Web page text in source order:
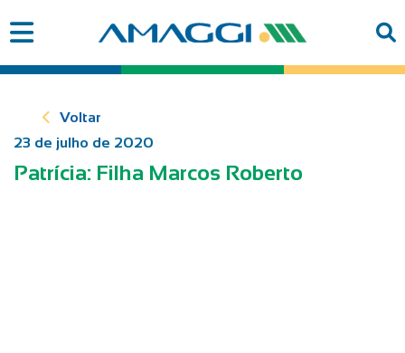
Voltar
23 de julho de 2020
Patrícia: Filha Marcos Roberto